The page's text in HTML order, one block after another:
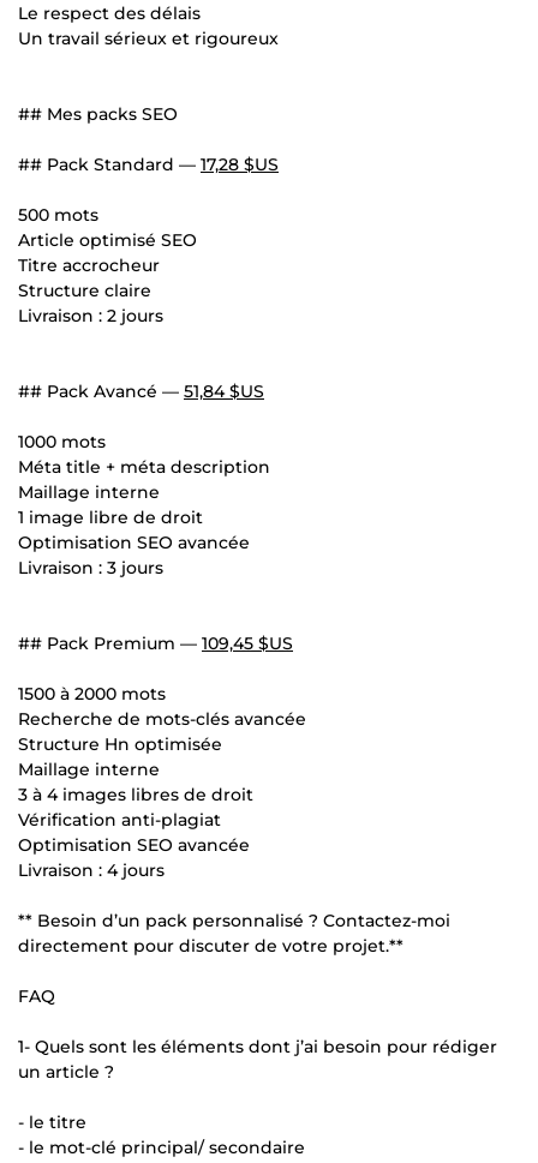
Le respect des délais
Un travail sérieux et rigoureux
## Mes packs SEO
## Pack Standard — 17,28 $US
500 mots
Article optimisé SEO
Titre accrocheur
Structure claire
Livraison : 2 jours
## Pack Avancé — 51,84 $US
1000 mots
Méta title + méta description
Maillage interne
1 image libre de droit
Optimisation SEO avancée
Livraison : 3 jours
## Pack Premium — 109,45 $US
1500 à 2000 mots
Recherche de mots-clés avancée
Structure Hn optimisée
Maillage interne
3 à 4 images libres de droit
Vérification anti-plagiat
Optimisation SEO avancée
Livraison : 4 jours
** Besoin d’un pack personnalisé ? Contactez-moi
directement pour discuter de votre projet.**
FAQ
1- Quels sont les éléments dont j’ai besoin pour rédiger
un article ?
- le titre
- le mot-clé principal/ secondaire